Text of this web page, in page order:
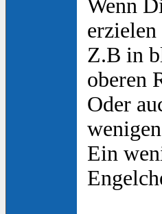
Wenn
Z.B in
oberen
Oder
Ein